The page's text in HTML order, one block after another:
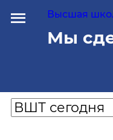
Высшая
Мы